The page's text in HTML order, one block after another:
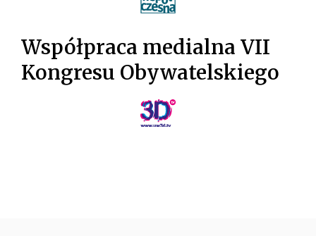
Współpraca medialna VII
Kongresu Obywatelskiego